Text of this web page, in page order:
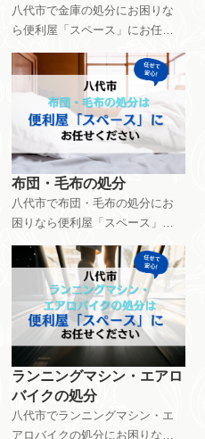
八代市で金庫の処分にお困りな
ら便利屋「スペース」にお任せ
ください。金庫の処分は9,900円
～で対応できます。種類や大き
さ、作業環境などなど様々な要
素によって料金は異なります。
ご相談・見積もりは無料です。
お気軽にお問い合わせくださ
い。
布団・毛布の処分
八代市で布団・毛布の処分にお
困りなら便利屋「スペース」に
お任せください。布団・毛布の
処分は4,400円～で対応できま
す。枚数や中に綿が入っている
などの条件で料金設定が異なり
ます。ご相談・見積もりは無料
です。お気軽にお問い合わせく
ださい。
ランニングマシン・エアロ
バイクの処分
八代市でランニングマシン・エ
アロバイクの処分にお困りなら